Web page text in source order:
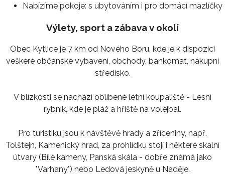
Nabízíme pokoje: s ubytováním i pro domácí mazlíčky
Výlety, sport a zábava v okolí
Obec Kytlice je 7 km od Nového Boru, kde je k dispozici
veškeré občanské vybavení, obchody, bankomat, nákupní
středisko.
V blízkosti se nachází oblíbené letní koupaliště - Lesní
rybník, kde je pláž a hřiště na volejbal.
Pro turistiku jsou k návštěvě hrady a zříceniny, např.
Tolštejn, Kamenický hrad, za prohlídku stojí i některé skalní
útvary (Bílé kameny, Panská skála - dobře známá jako
"Varhany") nebo Ledová jeskyně u Naděje.